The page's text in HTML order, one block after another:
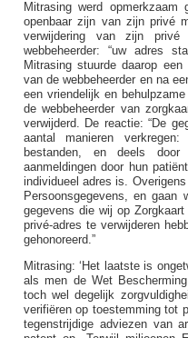
Mitrasing werd
openbaar zijn van zijn privé
verwijdering van zijn
webbeheerder: “uw adres
Mitrasing stuurde daarop
van de webbeheerder en na
een vriendelijk en
de webbeheerder van
verwijderd. De reactie: “De
aantal manieren
bestanden, en deels door
aanmeldingen door hun
individueel adres is.
Persoonsgegevens, en
gegevens die wij op
privé-adres te verwijderen
gehonoreerd.”
Mitrasing: ‘Het laatste is
als men de Wet
toch wel degelijk
verifiëren op toestemming tot
tegenstrijdige adviezen van